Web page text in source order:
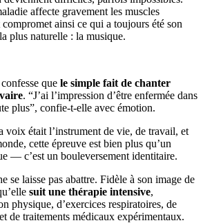
affecte gravement les muscles
compromet ainsi ce qui a toujours été son
plus naturelle : la musique.
que le simple fait de chanter
. “J’ai l’impression d’être enfermée dans
plus”, confie-t-elle avec émotion.
voix était l’instrument de vie, de travail, et
cette épreuve est bien plus qu’un
— c’est un bouleversement identitaire.
se laisse pas abattre. Fidèle à son image de
suit une thérapie intensive,
physique, d’exercices respiratoires, de
de traitements médicaux expérimentaux.